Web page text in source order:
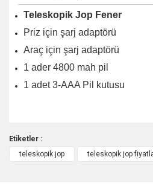
Teleskopik Jop Fener
Priz için şarj adaptörü
Araç için şarj adaptörü
1 ader 4800 mah pil
1 adet 3-AAA Pil kutusu
Etiketler :
teleskopik jop
teleskopik jop